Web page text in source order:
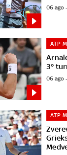
06 ago
3°
ATP
06 ago
ATP